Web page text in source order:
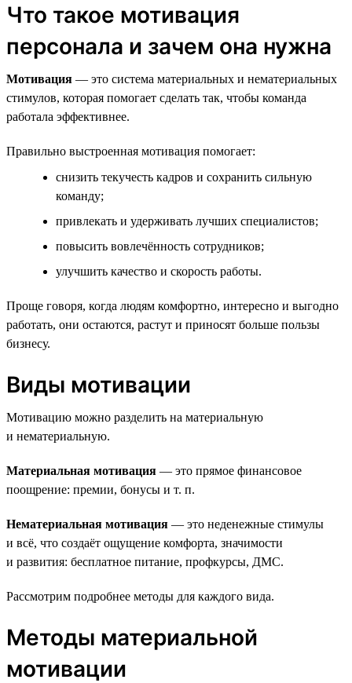
Что такое мотивация
персонала и зачем она нужна
Мотивация — это система материальных и нематериальных
стимулов, которая помогает сделать так, чтобы команда
работала эффективнее.
Правильно выстроенная мотивация помогает:
снизить текучесть кадров и сохранить сильную
команду;
привлекать и удерживать лучших специалистов;
повысить вовлечённость сотрудников;
улучшить качество и скорость работы.
Проще говоря, когда людям комфортно, интересно и выгодно
работать, они остаются, растут и приносят больше пользы
бизнесу.
Виды мотивации
Мотивацию можно разделить на материальную
и нематериальную.
Материальная мотивация — это прямое финансовое
поощрение: премии, бонусы и т. п.
Нематериальная мотивация — это неденежные стимулы
и всё, что создаёт ощущение комфорта, значимости
и развития: бесплатное питание, профкурсы, ДМС.
Рассмотрим подробнее методы для каждого вида.
Методы материальной
мотивации